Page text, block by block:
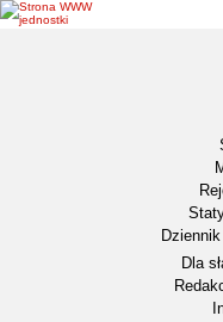
Menu
Dla